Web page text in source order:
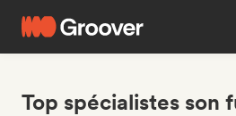
Top spécialistes son